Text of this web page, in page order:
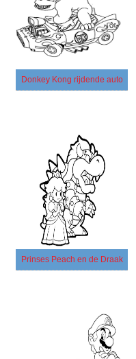
Donkey Kong rijdende auto
Prinses Peach en de Draak